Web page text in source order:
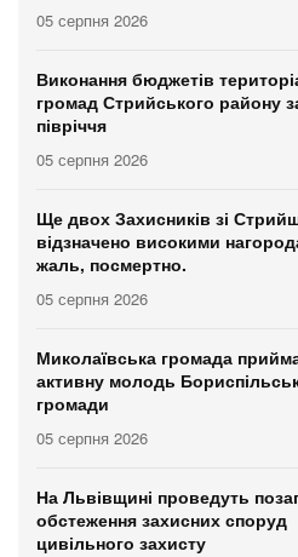
05 серпня 2026
Виконання бюджетів
громад Стрийського району
півріччя
05 серпня 2026
Ще двох Захисників зі
відзначено високими
жаль, посмертно.
05 серпня 2026
Миколаївська громада
активну молодь
громади
05 серпня 2026
На Львівщині проведуть
обстеження захисних споруд
цивільного захисту